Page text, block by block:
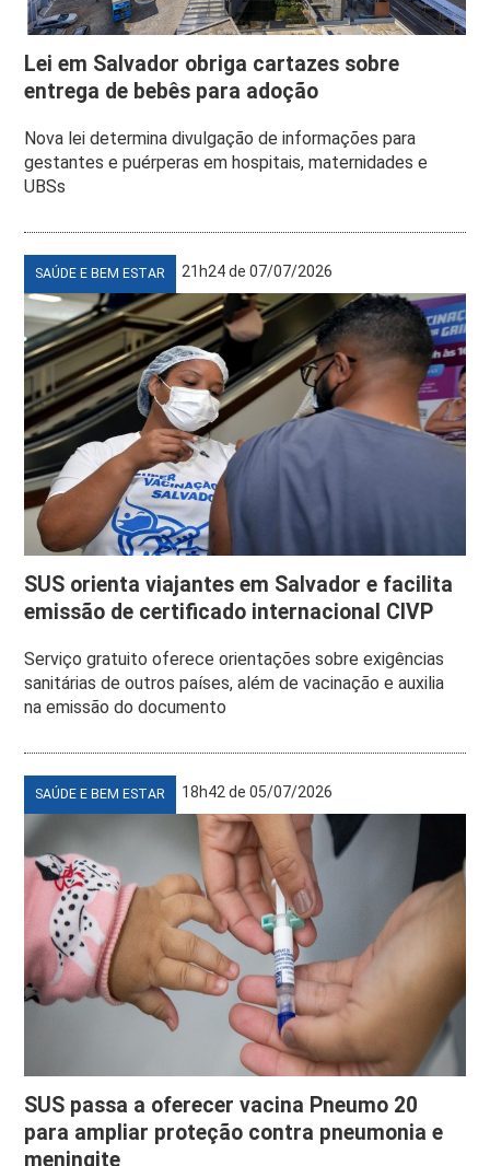
Lei em Salvador obriga cartazes sobre
entrega de bebês para adoção
Nova lei determina divulgação de informações para
gestantes e puérperas em hospitais, maternidades e
UBSs
SAÚDE E BEM ESTAR 21h24 de 07/07/2026
SUS orienta viajantes em Salvador e facilita
emissão de certificado internacional CIVP
Serviço gratuito oferece orientações sobre exigências
sanitárias de outros países, além de vacinação e auxilia
na emissão do documento
SAÚDE E BEM ESTAR 18h42 de 05/07/2026
SUS passa a oferecer vacina Pneumo 20
para ampliar proteção contra pneumonia e
meningite